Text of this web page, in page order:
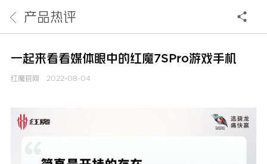
产品热评
一起来看看媒体眼中的红魔7SPro游戏手机
红魔官网 2022-08-04